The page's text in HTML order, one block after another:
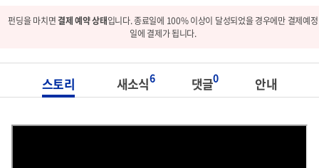
펀딩을 마치면결제 예약 상태입니다. 종료일에 100% 이상이 달성되었을 경우에만 결제예정
일에 결제가 됩니다.
스토리 새소식6 댓글0 안내